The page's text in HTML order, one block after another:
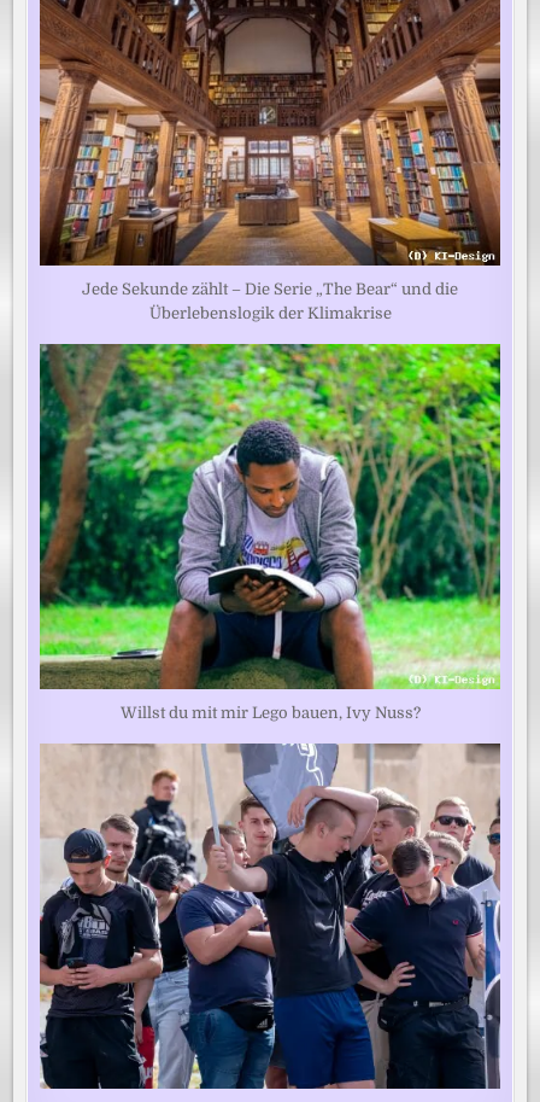
Jede Sekunde zählt – Die Serie „The Bear“ und die
Überlebenslogik der Klimakrise
Willst du mit mir Lego bauen, Ivy Nuss?